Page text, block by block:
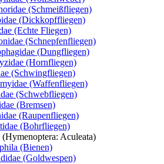
(Schmeißfliegen)
(Dickkopffliegen)
(Echte Fliegen)
(Schnepfenfliegen)
(Dungfliegen)
(Hornfliegen)
(Schwingfliegen)
(Waffenfliegen)
(Schwebfliegen)
(Bremsen)
(Raupenfliegen)
(Bohrfliegen)
Aculeata)
(Bienen)
(Goldwespen)